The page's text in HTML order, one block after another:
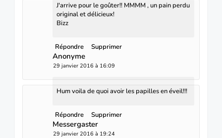
J'arrive pour le goûter!! MMMM , un pain perdu
original et délicieux!
Bizz
Répondre Supprimer
Anonyme
29 janvier 2016 à 16:09
Hum voila de quoi avoir les papilles en éveil!!!
Répondre Supprimer
Messergaster
29 janvier 2016 à 19:24